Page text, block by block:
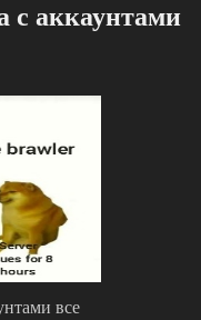
с аккаунтами
все